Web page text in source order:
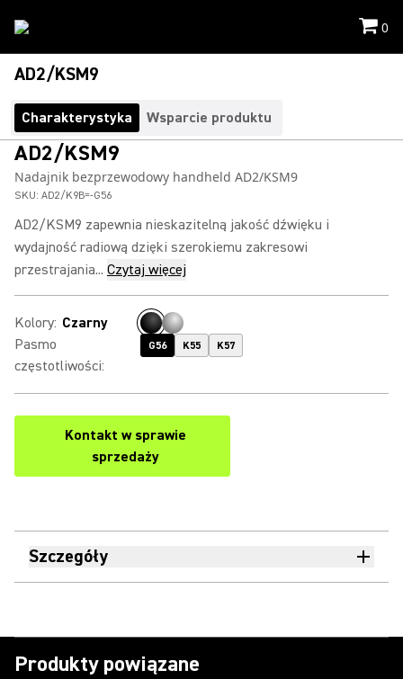
0
AD2/KSM9
Charakterystyka Wsparcie produktu
AD2/KSM9
Nadajnik bezprzewodowy handheld AD2/KSM9
SKU: AD2/K9B=-G56
AD2/KSM9 zapewnia nieskazitelną jakość dźwięku i
wydajność radiową dzięki szerokiemu zakresowi
przestrajania... Czytaj więcej
Kolory: Czarny
Pasmo
częstotliwości:
G56 K55 K57
Kontakt w sprawie
sprzedaży
Szczegóły
Produkty powiązane